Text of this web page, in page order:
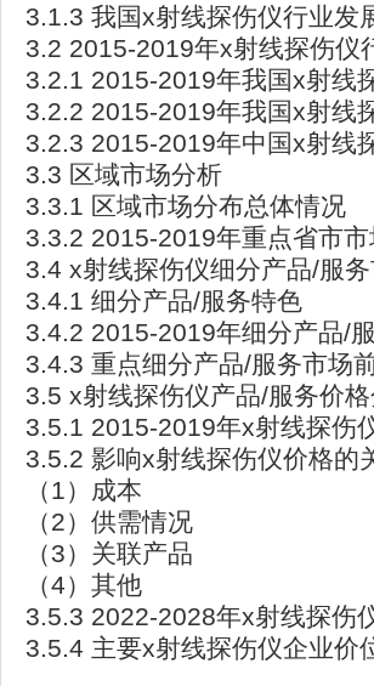
3.1.3 我国x射线探伤仪行业发
3.2 2015-2019年x射线探伤仪
3.2.1 2015-2019年我国x射线
3.2.2 2015-2019年我国x射线
3.2.3 2015-2019年中国x射线
3.3 区域市场分析
3.3.1 区域市场分布总体情况
3.3.2 2015-2019年重点省市
3.4 x射线探伤仪细分产品/服
3.4.1 细分产品/服务特色
3.4.2 2015-2019年细分产品/
3.4.3 重点细分产品/服务市场
3.5 x射线探伤仪产品/服务价
3.5.1 2015-2019年x射线探伤
3.5.2 影响x射线探伤仪价格的
（1）成本
（2）供需情况
（3）关联产品
（4）其他
3.5.3 2022-2028年x射线探伤
3.5.4 主要x射线探伤仪企业价